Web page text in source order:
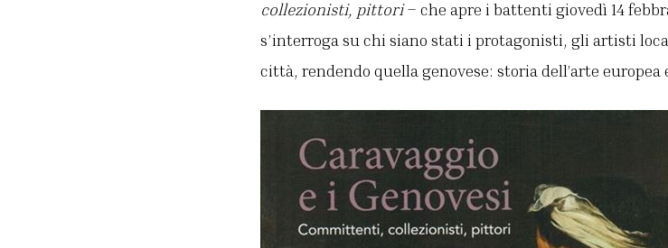
collezionisti, pittori– che apre i battenti giovedì 14
s’interroga su chi siano stati i protagonisti, gli artisti
città, rendendo quella genovese: storia dell’arte europea